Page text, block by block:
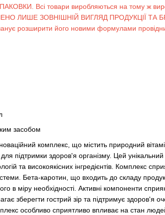
Всі товари виробляються на тому ж
ЛИШЕ ЗОВНІШНІЙ ВИГЛЯД ПРОДУКЦІЇ ТА
розширити його новими формулами
засобом
комплекс, що містить природний
підтримки здоров'я організму. Цей
та високоякісних інгредієнтів. Комплекс
Бета-каротин, що входить до складу
в міру необхідності. Активні компоненти
зберегти гострий зір та підтримує здоров'я
особливо сприятливо впливає на стан